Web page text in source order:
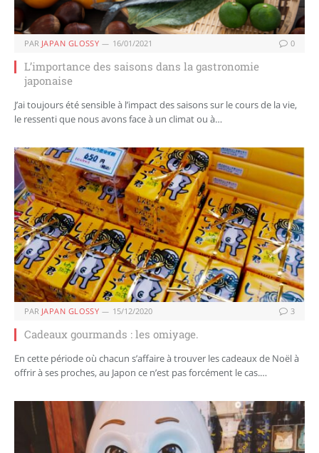
PAR JAPAN GLOSSY 16/01/2021 0
L’importance des saisons dans la gastronomie
japonaise
J’ai toujours été sensible à l’impact des saisons sur le cours de la vie,
le ressenti que nous avons face à un climat ou à…
PAR JAPAN GLOSSY 15/12/2020 3
Cadeaux gourmands : les omiyage.
En cette période où chacun s’affaire à trouver les cadeaux de Noël à
offrir à ses proches, au Japon ce n’est pas forcément le cas.…